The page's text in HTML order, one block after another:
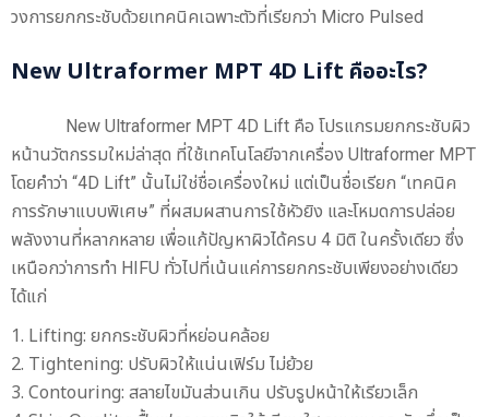
วงการยกกระชับด้วยเทคนิคเฉพาะตัวที่เรียกว่า Micro Pulsed
New Ultraformer MPT 4D Lift คืออะไร?
New Ultraformer MPT 4D Lift คือ โปรแกรมยกกระชับผิว
หน้านวัตกรรมใหม่ล่าสุด ที่ใช้เทคโนโลยีจากเครื่อง Ultraformer MPT
โดยคำว่า “4D Lift” นั้นไม่ใช่ชื่อเครื่องใหม่ แต่เป็นชื่อเรียก “เทคนิค
การรักษาแบบพิเศษ” ที่ผสมผสานการใช้หัวยิง และโหมดการปล่อย
พลังงานที่หลากหลาย เพื่อแก้ปัญหาผิวได้ครบ 4 มิติ ในครั้งเดียว ซึ่ง
เหนือกว่าการทำ HIFU ทั่วไปที่เน้นแค่การยกกระชับเพียงอย่างเดียว
ได้แก่
Lifting: ยกกระชับผิวที่หย่อนคล้อย
Tightening: ปรับผิวให้แน่นเฟิร์ม ไม่ย้วย
Contouring: สลายไขมันส่วนเกิน ปรับรูปหน้าให้เรียวเล็ก